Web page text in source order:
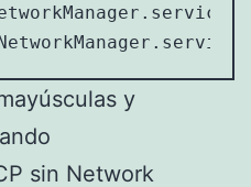
y
sin Network